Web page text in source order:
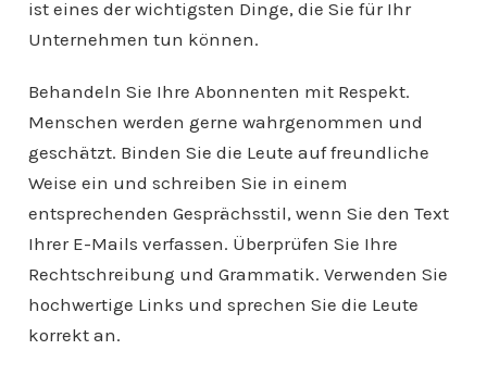
ist eines der wichtigsten Dinge, die Sie für Ihr
Unternehmen tun können.
Behandeln Sie Ihre Abonnenten mit Respekt.
Menschen werden gerne wahrgenommen und
geschätzt. Binden Sie die Leute auf freundliche
Weise ein und schreiben Sie in einem
entsprechenden Gesprächsstil, wenn Sie den Text
Ihrer E-Mails verfassen. Überprüfen Sie Ihre
Rechtschreibung und Grammatik. Verwenden Sie
hochwertige Links und sprechen Sie die Leute
korrekt an.